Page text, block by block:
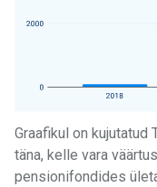
Graafikul on kujutatud
täna, kelle vara
pensionifondides